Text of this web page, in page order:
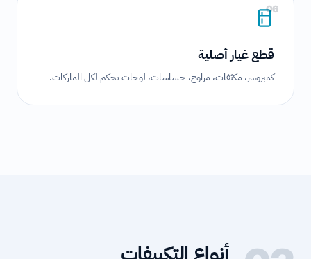
06
قطع غيار أصلية
كمبروسر، مكثفات، مراوح، حساسات، لوحات تحكم لكل الماركات.